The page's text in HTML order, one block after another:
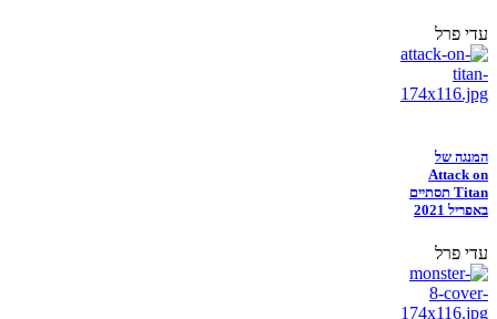
עדי פרל
המנגה של
Attack on
Titan תסתיים
באפריל 2021
עדי פרל